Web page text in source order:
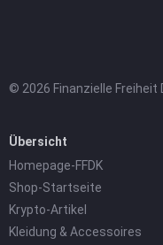
© 2026 Finanzielle Freiheit
Übersicht
Homepage-FFDK
Shop-Startseite
Krypto-Artikel
Kleidung & Accessoires